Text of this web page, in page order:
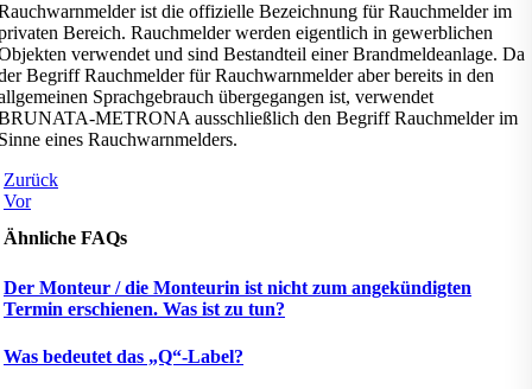
ist die offizielle Bezeichnung für Rauchmelder im
Bereich. Rauchmelder werden eigentlich in gewerblichen
verwendet und sind Bestandteil einer Brandmeldeanlage. Da
Begriff Rauchmelder für Rauchwarnmelder aber bereits in den
Sprachgebrauch übergegangen ist, verwendet
METRONA ausschließlich den Begriff Rauchmelder im
eines Rauchwarnmelders.
Zurück
Vor
Ähnliche FAQs
Der Monteur / die Monteurin ist nicht zum angekündigten
Termin erschienen. Was ist zu tun?
Was bedeutet das „Q“-Label?